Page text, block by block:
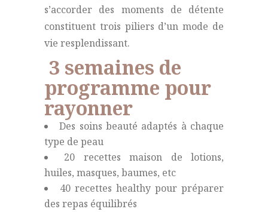
s’accorder des moments de détente
constituent trois piliers d’un mode de
vie resplendissant.
3 semaines de
programme pour
rayonner
Des soins beauté adaptés à chaque
type de peau
20 recettes maison de lotions,
huiles, masques, baumes, etc
40 recettes healthy pour préparer
des repas équilibrés